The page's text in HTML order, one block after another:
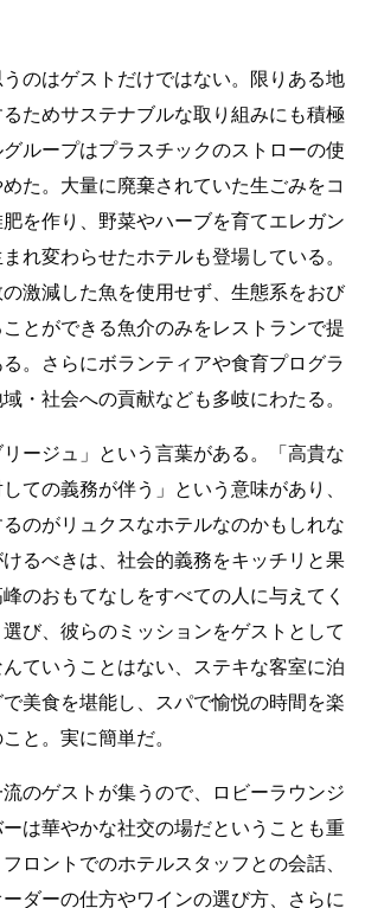
のはゲストだけではない。限りある地
ためサステナブルな取り組みにも積極
ループはプラスチックのストローの使
た。大量に廃棄されていた生ごみをコ
を作り、野菜やハーブを育てエレガン
れ変わらせたホテルも登場している。
激減した魚を使用せず、生態系をおび
とができる魚介のみをレストランで提
。さらにボランティアや食育プログラ
・社会への貢献なども多岐にわたる。
リージュ」という言葉がある。「高貴な
ての義務が伴う」という意味があり、
のがリュクスなホテルなのかもしれな
るべきは、社会的義務をキッチリと果
のおもてなしをすべての人に与えてく
び、彼らのミッションをゲストとして
ていうことはない、ステキな客室に泊
美食を堪能し、スパで愉悦の時間を楽
と。実に簡単だ。
のゲストが集うので、ロビーラウンジ
は華やかな社交の場だということも重
ロントでのホテルスタッフとの会話、
ダーの仕方やワインの選び方、さらに